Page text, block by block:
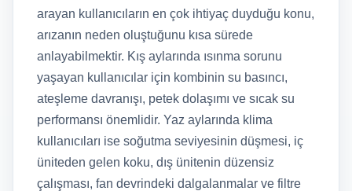
arayan kullanıcıların en çok ihtiyaç duyduğu konu,
arızanın neden oluştuğunu kısa sürede
anlayabilmektir. Kış aylarında ısınma sorunu
yaşayan kullanıcılar için kombinin su basıncı,
ateşleme davranışı, petek dolaşımı ve sıcak su
performansı önemlidir. Yaz aylarında klima
kullanıcıları ise soğutma seviyesinin düşmesi, iç
üniteden gelen koku, dış ünitenin düzensiz
çalışması, fan devrindeki dalgalanmalar ve filtre